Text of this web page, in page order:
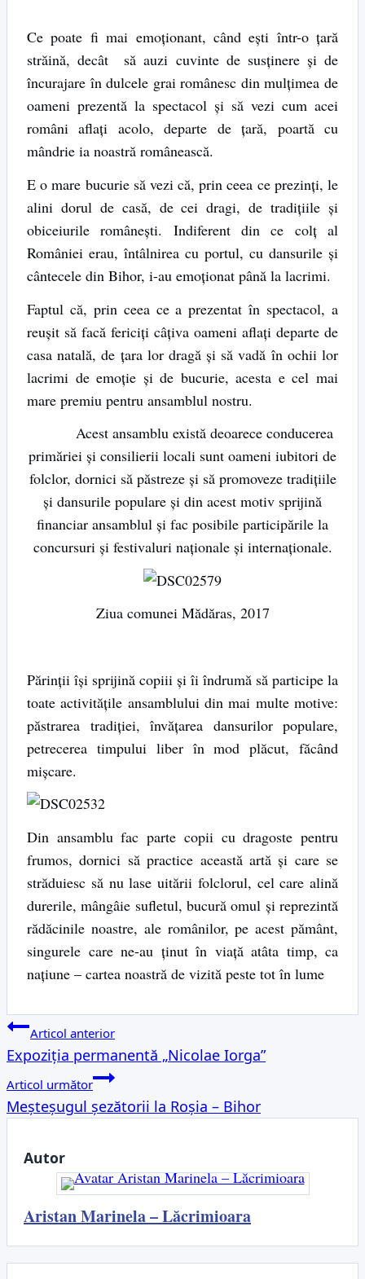
Ce poate fi mai emoționant, când ești într-o țară
străină, decât să auzi cuvinte de susținere și de
încurajare în dulcele grai românesc din mulțimea de
oameni prezentă la spectacol și să vezi cum acei
români aflați acolo, departe de țară, poartă cu
mândrie ia noastră românească.
E o mare bucurie să vezi că, prin ceea ce prezinți, le
alini dorul de casă, de cei dragi, de tradițiile și
obiceiurile românești. Indiferent din ce colț al
României erau, întâlnirea cu portul, cu dansurile și
cântecele din Bihor, i-au emoționat până la lacrimi.
Faptul că, prin ceea ce a prezentat în spectacol, a
reușit să facă fericiți câțiva oameni aflați departe de
casa natală, de țara lor dragă și să vadă în ochii lor
lacrimi de emoție și de bucurie, acesta e cel mai
mare premiu pentru ansamblul nostru.
Acest ansamblu există deoarece conducerea
primăriei și consilierii locali sunt oameni iubitori de
folclor, dornici să păstreze și să promoveze tradițiile
și dansurile populare și din acest motiv sprijină
financiar ansamblul și fac posibile participările la
concursuri și festivaluri naționale și internaționale.
Ziua comunei Mădăras, 2017
Părinții își sprijină copiii și îi îndrumă să participe la
toate activitățile ansamblului din mai multe motive:
păstrarea tradiției, învățarea dansurilor populare,
petrecerea timpului liber în mod plăcut, făcând
mișcare.
Din ansamblu fac parte copii cu dragoste pentru
frumos, dornici să practice această artă și care se
străduiesc să nu lase uitării folclorul, cel care alină
durerile, mângâie sufletul, bucură omul şi reprezintă
rădăcinile noastre, ale românilor, pe acest pământ,
singurele care ne-au ţinut în viaţă atâta timp, ca
naţiune – cartea noastră de vizită peste tot în lume
Navigare
în
articole
Articol anterior
Expoziția permanentă „Nicolae Iorga”
Articol următor
Meșteșugul șezătorii la Roșia – Bihor
Autor
Aristan Marinela – Lăcrimioara